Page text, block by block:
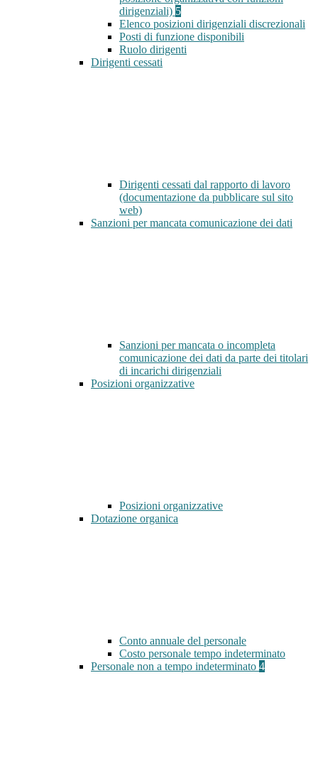
dirigenziali) 5
Elenco posizioni dirigenziali discrezionali
Posti di funzione disponibili
Ruolo dirigenti
Dirigenti cessati
Dirigenti cessati dal rapporto di lavoro
(documentazione da pubblicare sul sito
web)
Sanzioni per mancata comunicazione dei dati
Sanzioni per mancata o incompleta
comunicazione dei dati da parte dei titolari
di incarichi dirigenziali
Posizioni organizzative
Posizioni organizzative
Dotazione organica
Conto annuale del personale
Costo personale tempo indeterminato
Personale non a tempo indeterminato 4